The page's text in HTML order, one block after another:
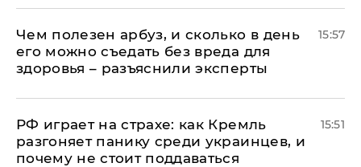
Чем полезен арбуз, и сколько в день
его можно съедать без вреда для
здоровья – разъяснили эксперты
15:57
РФ играет на страхе: как Кремль
разгоняет панику среди украинцев, и
почему не стоит поддаваться
15:51